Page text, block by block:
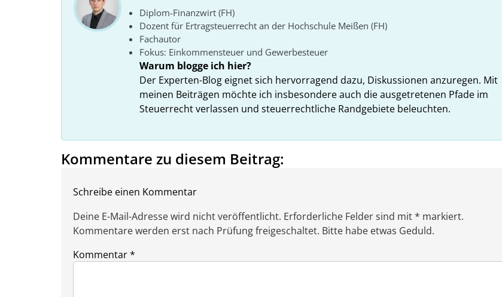
Diplom-Finanzwirt (FH)
Dozent für Ertragsteuerrecht an der Hochschule Meißen (FH)
Fachautor
Fokus: Einkommensteuer und Gewerbesteuer
Warum blogge ich hier?
Der Experten-Blog eignet sich hervorragend dazu, Diskussionen anzuregen. Mit
meinen Beiträgen möchte ich insbesondere auch die ausgetretenen Pfade im
Steuerrecht verlassen und steuerrechtliche Randgebiete beleuchten.
Kommentare zu diesem Beitrag:
Schreibe einen Kommentar
Deine E-Mail-Adresse wird nicht veröffentlicht. Erforderliche Felder sind mit * markiert.
Kommentare werden erst nach Prüfung freigeschaltet. Bitte habe etwas Geduld.
Kommentar*